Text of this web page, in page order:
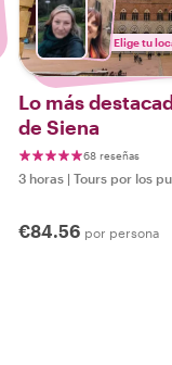
Elige tu
Lo más
de Siena
68 reseñas
3 horas | Tours por los
€84.56 por persona